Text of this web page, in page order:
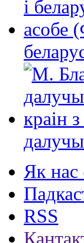
Як нас
RSS